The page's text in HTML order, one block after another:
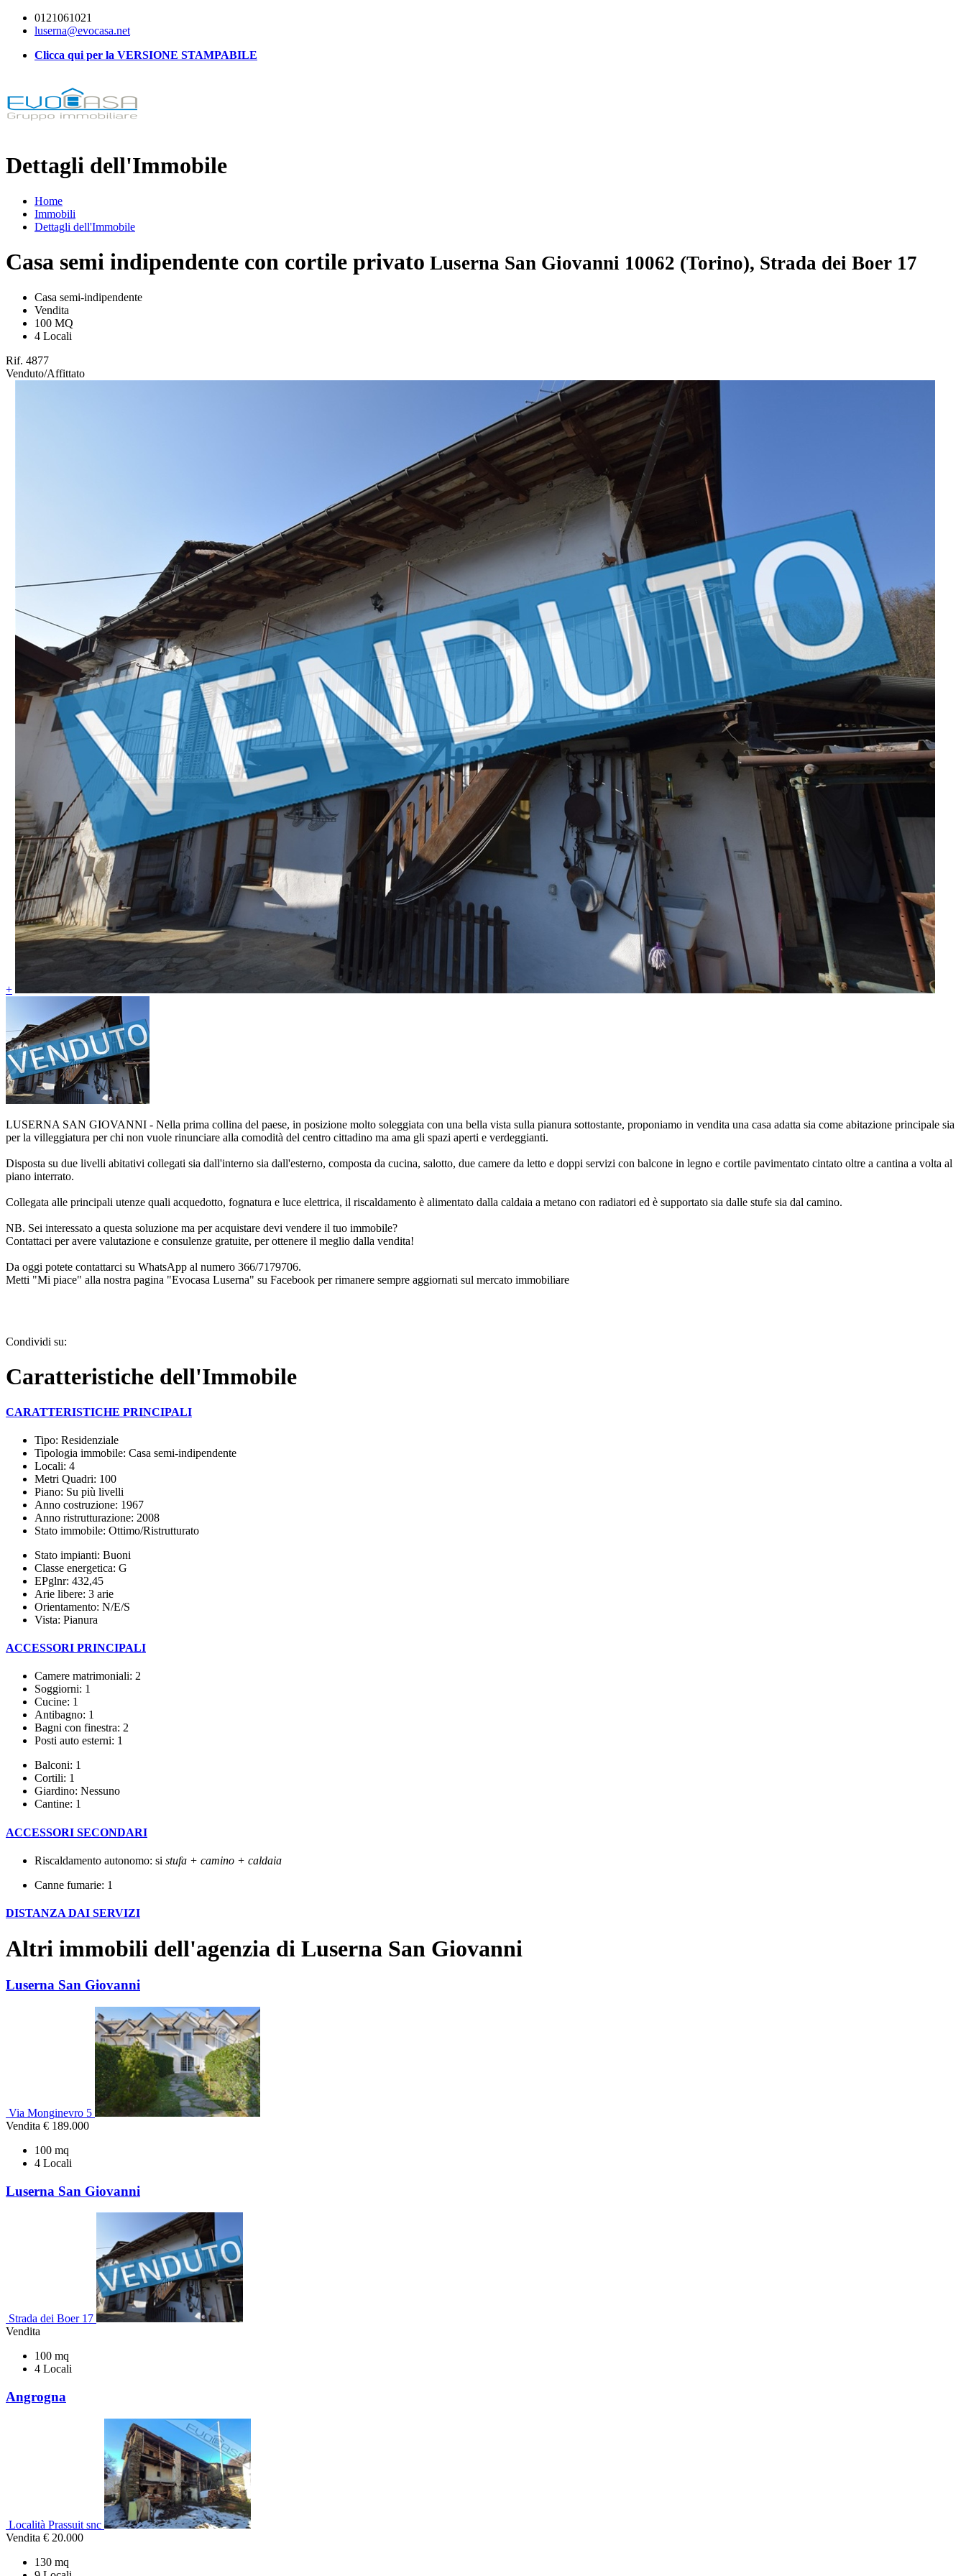
0121061021
luserna@evocasa.net
Clicca qui per la VERSIONE STAMPABILE
Dettagli dell'Immobile
Home
Immobili
Dettagli dell'Immobile
Casa semi indipendente con cortile privato Luserna San Giovanni 10062 (Torino), Strada dei Boer 17
Casa semi-indipendente
Vendita
100 MQ
4 Locali
Rif. 4877
Venduto/Affittato
+
LUSERNA SAN GIOVANNI - Nella prima collina del paese, in posizione molto soleggiata con una bella vista sulla pianura sottostante, proponiamo in vendita una casa adatta sia come abitazione principale sia
per la villeggiatura per chi non vuole rinunciare alla comodità del centro cittadino ma ama gli spazi aperti e verdeggianti.
Disposta su due livelli abitativi collegati sia dall'interno sia dall'esterno, composta da cucina, salotto, due camere da letto e doppi servizi con balcone in legno e cortile pavimentato cintato oltre a cantina a volta al
piano interrato.
Collegata alle principali utenze quali acquedotto, fognatura e luce elettrica, il riscaldamento è alimentato dalla caldaia a metano con radiatori ed è supportato sia dalle stufe sia dal camino.
NB. Sei interessato a questa soluzione ma per acquistare devi vendere il tuo immobile?
Contattaci per avere valutazione e consulenze gratuite, per ottenere il meglio dalla vendita!
Da oggi potete contattarci su WhatsApp al numero 366/7179706.
Metti "Mi piace" alla nostra pagina "Evocasa Luserna" su Facebook per rimanere sempre aggiornati sul mercato immobiliare
Condividi su:
Caratteristiche dell'Immobile
CARATTERISTICHE PRINCIPALI
Tipo: Residenziale
Tipologia immobile: Casa semi-indipendente
Locali: 4
Metri Quadri: 100
Piano: Su più livelli
Anno costruzione: 1967
Anno ristrutturazione: 2008
Stato immobile: Ottimo/Ristrutturato
Stato impianti: Buoni
Classe energetica: G
EPglnr: 432,45
Arie libere: 3 arie
Orientamento: N/E/S
Vista: Pianura
ACCESSORI PRINCIPALI
Camere matrimoniali: 2
Soggiorni: 1
Cucine: 1
Antibagno: 1
Bagni con finestra: 2
Posti auto esterni: 1
Balconi: 1
Cortili: 1
Giardino: Nessuno
Cantine: 1
ACCESSORI SECONDARI
Riscaldamento autonomo: si stufa + camino + caldaia
Canne fumarie: 1
DISTANZA DAI SERVIZI
Altri immobili dell'agenzia di Luserna San Giovanni
Luserna San Giovanni
Via Monginevro 5
Vendita € 189.000
100 mq
4 Locali
Luserna San Giovanni
Strada dei Boer 17
Vendita
100 mq
4 Locali
Angrogna
Località Prassuit snc
Vendita € 20.000
130 mq